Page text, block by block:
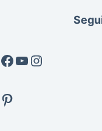
Facebook
YouTube
Instagram
Pinterest